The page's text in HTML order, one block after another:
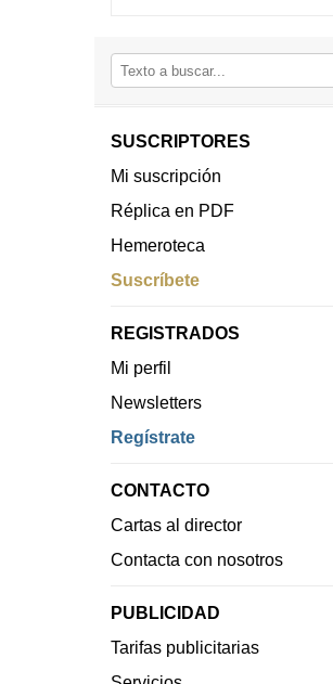
SUSCRIPTORES
Mi suscripción
Réplica en PDF
Hemeroteca
Suscríbete
REGISTRADOS
Mi perfil
Newsletters
Regístrate
CONTACTO
Cartas al director
Contacta con nosotros
PUBLICIDAD
Tarifas publicitarias